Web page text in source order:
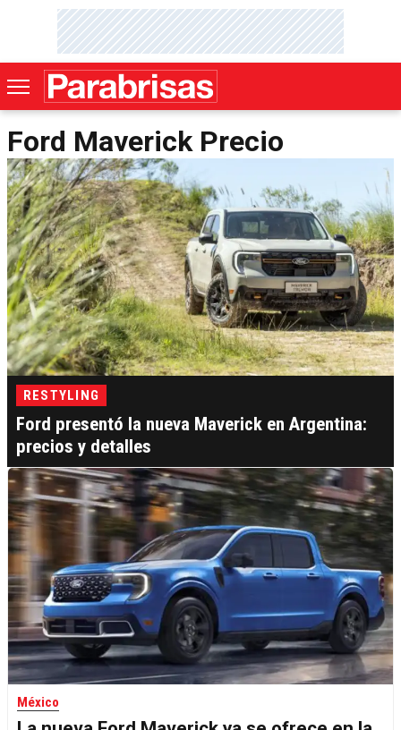
Ford Maverick Precio
RESTYLING
Ford presentó la nueva Maverick en Argentina:
precios y detalles
México